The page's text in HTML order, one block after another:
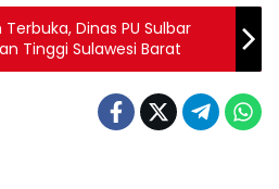
Dinas PU Sulbar
Tegur Pengadilan Tinggi Sulawesi Barat